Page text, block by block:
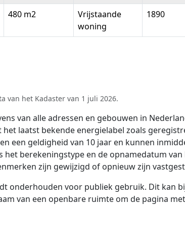
480 m2
Vrijstaande
woning
1890
van het Kadaster van 1 juli 2026.
van alle adressen en gebouwen in
laatst bekende energielabel zoals
een geldigheid van 10 jaar en kunnen
het berekeningstype en de opnamedatum
zijn gewijzigd of opnieuw zijn
onderhouden voor publiek gebruik. Dit kan
van een openbare ruimte om de pagina